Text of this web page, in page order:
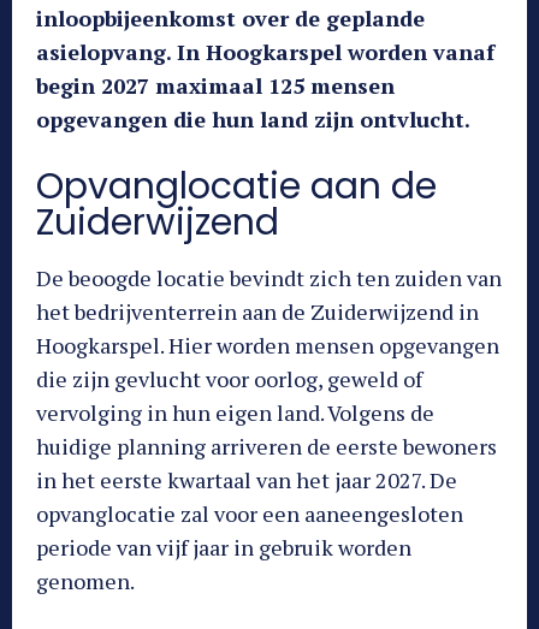
inloopbijeenkomst over de geplande
asielopvang. In Hoogkarspel worden vanaf
begin 2027 maximaal 125 mensen
opgevangen die hun land zijn ontvlucht.
Opvanglocatie aan de
Zuiderwijzend
De beoogde locatie bevindt zich ten zuiden van
het bedrijventerrein aan de Zuiderwijzend in
Hoogkarspel. Hier worden mensen opgevangen
die zijn gevlucht voor oorlog, geweld of
vervolging in hun eigen land. Volgens de
huidige planning arriveren de eerste bewoners
in het eerste kwartaal van het jaar 2027. De
opvanglocatie zal voor een aaneengesloten
periode van vijf jaar in gebruik worden
genomen.